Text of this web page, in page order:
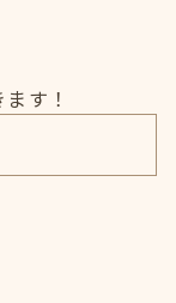
す！